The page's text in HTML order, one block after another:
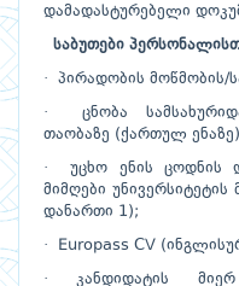
დამადასტურებელი
საბუთები
· პირადობის
· ცნობა
თაობაზე (ქართულ
· უცხო ენის ცოდნის
მიმღები
დანართი 1);
· Europass CV
· კანდიდატის მიერ